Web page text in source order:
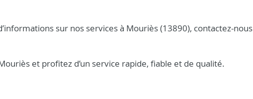
sur nos services à Mouriès (13890), contactez-nous
et profitez d’un service rapide, fiable et de qualité.